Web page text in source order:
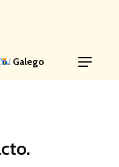
Galego